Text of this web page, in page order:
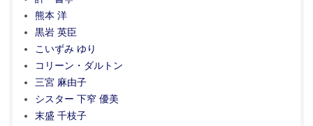
熊本 洋
黒岩 英臣
こいずみ ゆり
コリーン・ダルトン
三宮 麻由子
シスター 下窄 優美
末盛 千枝子